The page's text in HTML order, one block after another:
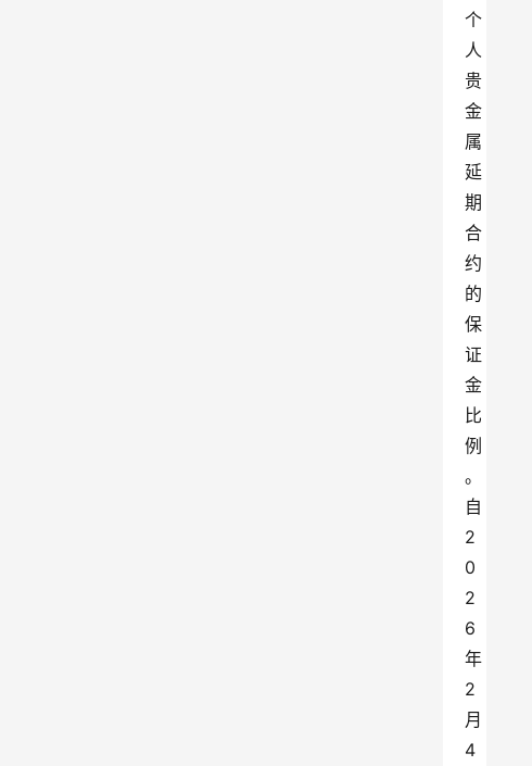
个
人
贵
金
属
延
期
合
约
的
保
证
金
比
例
。
自
2
0
2
6
年
2
月
4